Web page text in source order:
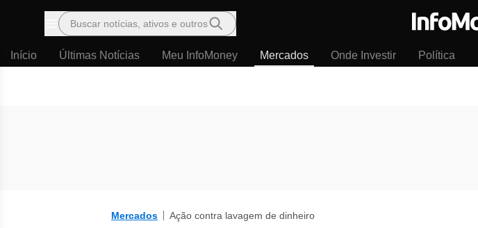
Menu
Buscar notícias, ativos e outros
Início Últimas Notícias Meu InfoMoney Mercados Onde Investir Política
Mercados Ação contra lavagem de dinheiro